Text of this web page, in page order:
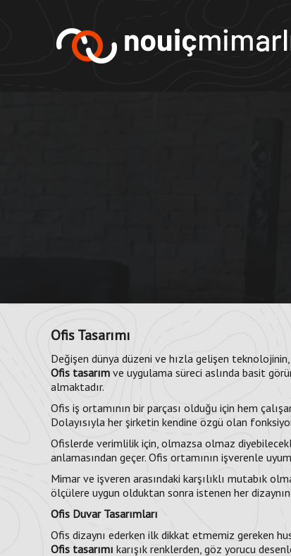
Ofis Tasarımı
Değişen dünya düzeni ve hızla gelişen
Ofis tasarım ve uygulama süreci aslında basit
almaktadır.
Ofis iş ortamının bir parçası olduğu için hem
Dolayısıyla her şirketin kendine özgü olan
Ofislerde verimlilik için, olmazsa olmaz
anlamasından geçer. Ofis ortamının işverenle
Mimar ve işveren arasındaki karşılıklı mutabık
ölçülere uygun olduktan sonra istenen her
Ofis Duvar Tasarımları
Ofis dizaynı ederken ilk dikkat etmemiz gereken
Ofis tasarımı karışık renklerden, göz yorucu